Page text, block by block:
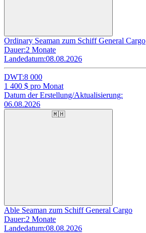
Ordinary Seaman zum Schiff General Cargo
Dauer:2 Monate
Landedatum:08.08.2026
DWT:8 000
1 400 $ pro Monat
Datum der Erstellung/Aktualisierung:
06.08.2026
🇲🇭
Able Seaman zum Schiff General Cargo
Dauer:2 Monate
Landedatum:08.08.2026